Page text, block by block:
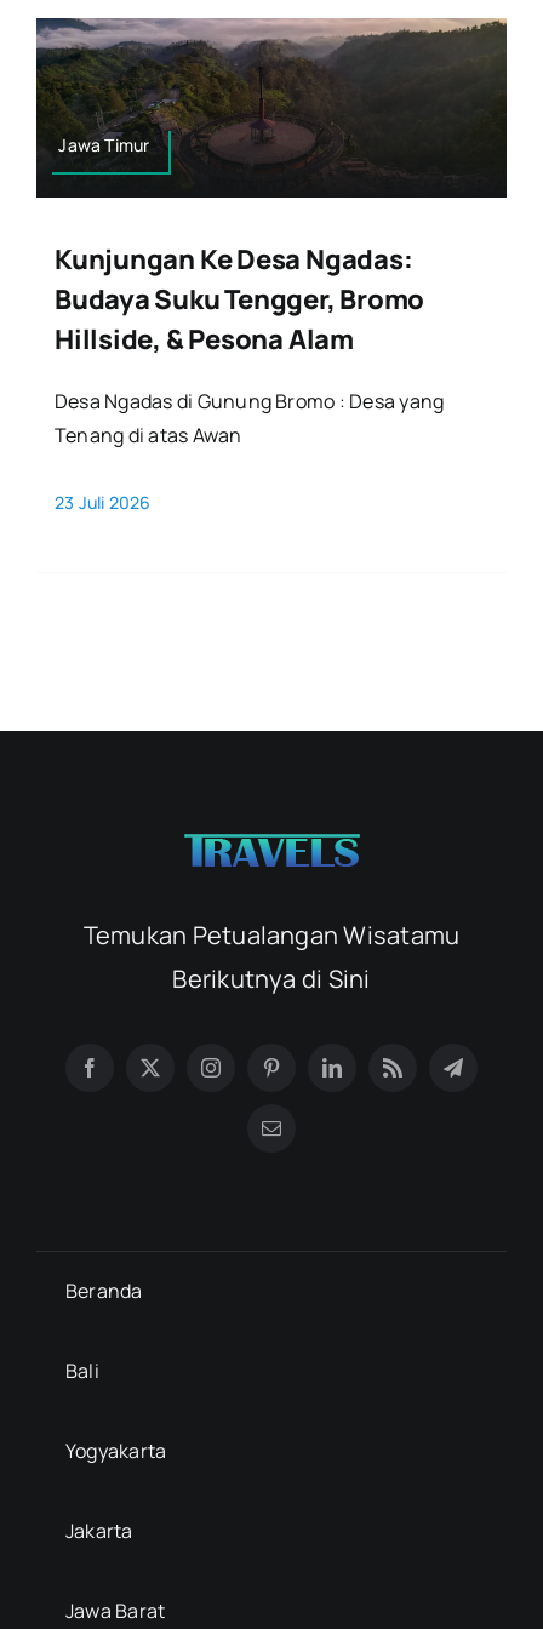
Jawa Timur
Kunjungan Ke Desa Ngadas:
Budaya Suku Tengger, Bromo
Hillside, & Pesona Alam
Desa Ngadas di Gunung Bromo : Desa yang
Tenang di atas Awan
23 Juli 2026
Temukan Petualangan Wisatamu
Berikutnya di Sini
Beranda
Bali
Yogyakarta
Jakarta
Jawa Barat